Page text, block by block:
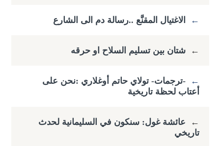
← الاغتيال المقنَّع ..رسالة دم الى الشارع
← شتان بين تسليم السلاح او حرقه
←
-ترجمات- تولاي حاتم أوغلاري :​نحن على
أعتاب لحظة تاريخية
←
عائشة غول: سنكون في السليمانية لحدث
تاريخي